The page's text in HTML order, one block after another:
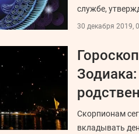
службе,
30 декабря 2019,
Скорпионам
вкладывать